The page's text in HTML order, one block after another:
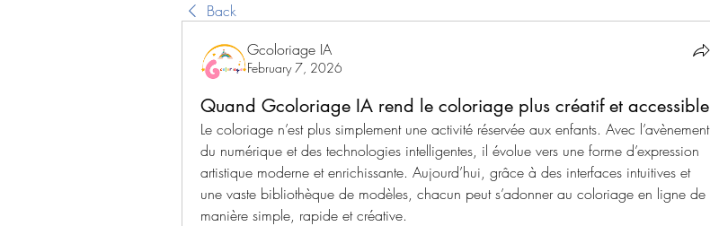
Back
Gcoloriage IA
February 7, 2026
Quand Gcoloriage IA rend le coloriage plus créatif et accessible
Le coloriage n’est plus simplement une activité réservée aux enfants. Avec l’avènement
du numérique et des technologies intelligentes, il évolue vers une forme d’expression
artistique moderne et enrichissante. Aujourd’hui, grâce à des interfaces intuitives et
une vaste bibliothèque de modèles, chacun peut s’adonner au coloriage en ligne de
manière simple, rapide et créative.